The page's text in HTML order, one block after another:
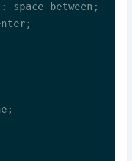
: space-between;